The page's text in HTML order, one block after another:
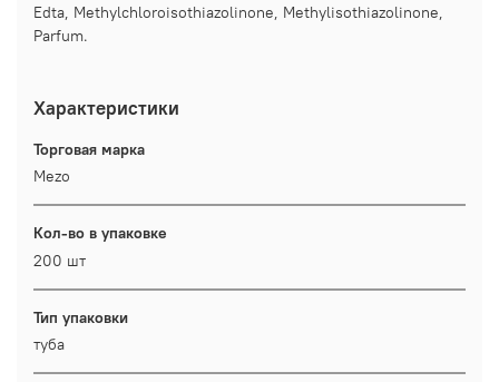
Edta, Methylchloroisothiazolinone, Methylisothiazolinone,
Parfum.
Характеристики
Торговая марка
Mezo
Кол-во в упаковке
200 шт
Тип упаковки
туба